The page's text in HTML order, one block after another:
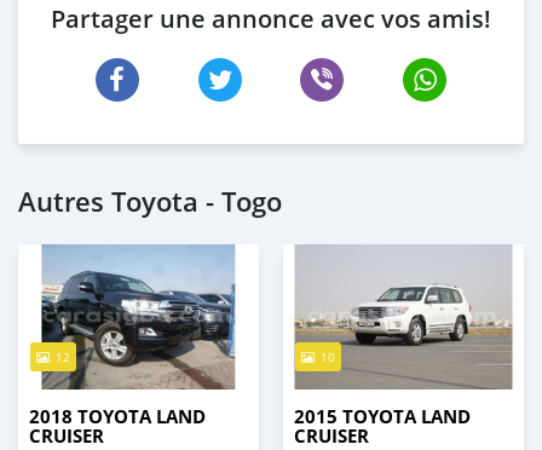
Partager une annonce avec vos amis!
Autres Toyota - Togo
12
2018 TOYOTA LAND
CRUISER
10
2015 TOYOTA LAND
CRUISER